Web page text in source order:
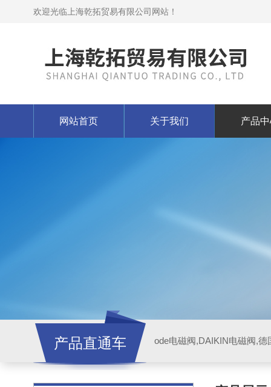
欢迎光临上海乾拓贸易有限公司网站！
网站首页 关于我们 产品
产品直通车 ode电磁阀,DAIKIN电磁阀,